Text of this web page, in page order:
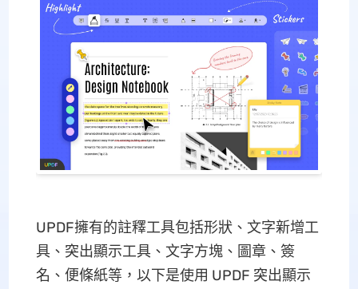
UPDF擁有的註釋工具包括形狀、文字新增工
具、突出顯示工具、文字方塊、圖章、簽
名、便條紙等，以下是使用 UPDF 突出顯示